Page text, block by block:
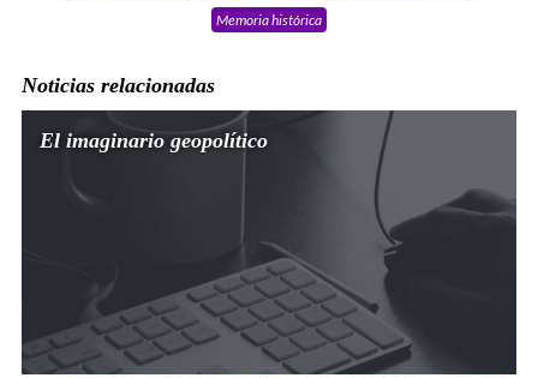
Memoria histórica
Noticias relacionadas
El imaginario geopolítico